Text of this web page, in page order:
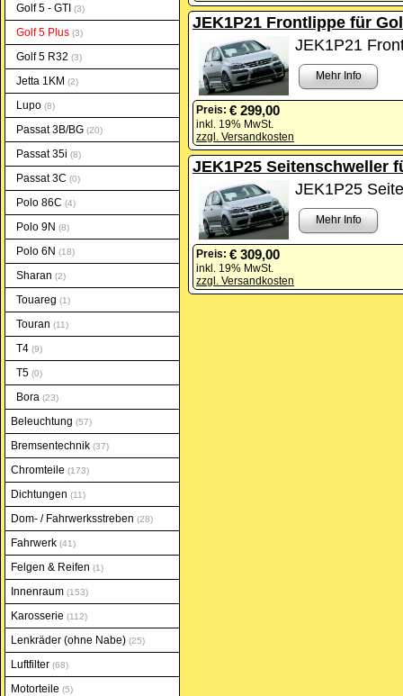
Golf 5 - GTI 3
Golf 5 Plus 3
Golf 5 R32 3
Jetta 1KM 2
Lupo 8
Passat 3B/BG 20
Passat 35i 8
Passat 3C 0
Polo 86C 4
Polo 9N 8
Polo 6N 18
Sharan 2
Touareg 1
Touran 11
T4 9
T5 0
Bora 23
Beleuchtung 57
Bremsentechnik 37
Chromteile 173
Dichtungen 11
Dom- / Fahrwerksstreben 28
Fahrwerk 41
Felgen & Reifen 1
Innenraum 153
Karosserie 112
Lenkräder (ohne Nabe) 25
Luftfilter 68
Motorteile 5
JEK1P21 Frontlippe für
JEK1P21
Mehr Info
Preis: € 299,00
inkl. 19% MwSt.
zzgl. Versandkosten
JEK1P25 Seitenschweller
JEK1P25
Mehr Info
Preis: € 309,00
inkl. 19% MwSt.
zzgl. Versandkosten